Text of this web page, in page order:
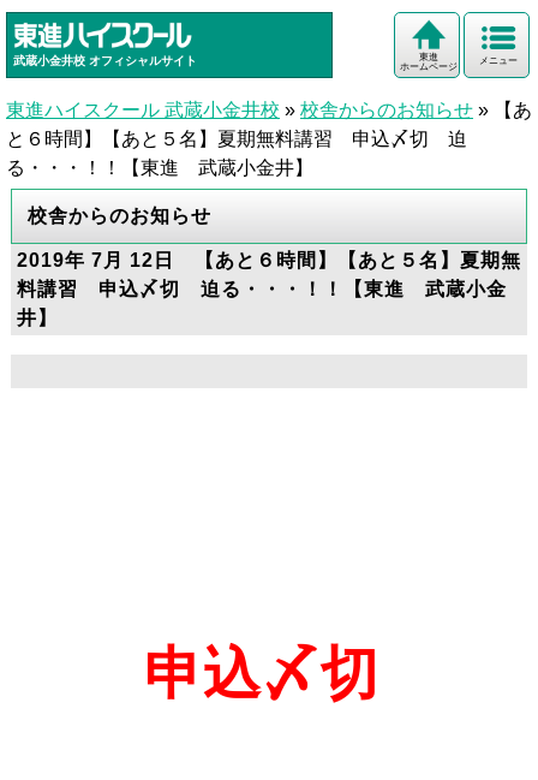
武蔵小金井校 オフィシャルサイト メニュー
東進
ホームページ
東進ハイスクール 武蔵小金井校 » 校舎からのお知らせ »
【あ
と６時間】【あと５名】夏期無料講習 申込〆切 迫
る・・・！！【東進 武蔵小金井】
校舎からのお知らせ
2019年 7月 12日 【あと６時間】【あと５名】夏期無
料講習 申込〆切 迫る・・・！！【東進 武蔵小金
井】
申込〆切